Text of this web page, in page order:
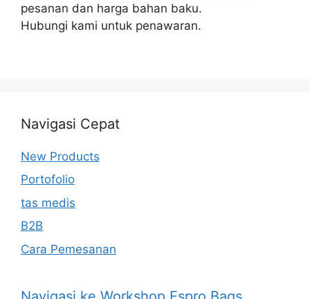
pesanan dan harga bahan baku.
Hubungi kami untuk penawaran.
Navigasi Cepat
New Products
Portofolio
tas medis
B2B
Cara Pemesanan